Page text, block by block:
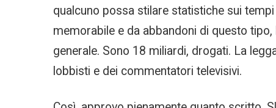
qualcuno possa stilare statistiche sui
memorabile e da abbandoni di questo
generale. Sono 18 miliardi, drogati. La
lobbisti e dei commentatori televisivi.